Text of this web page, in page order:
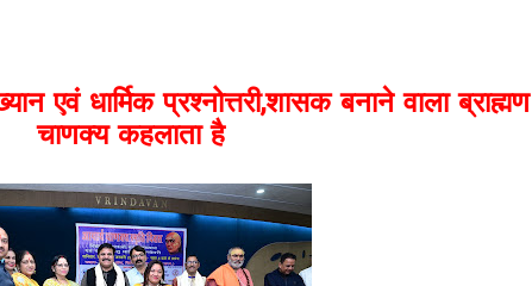
एवं धार्मिक प्रश्नोत्तरी,शासक बनाने वाला ब्राह्मण
चाणक्य कहलाता है